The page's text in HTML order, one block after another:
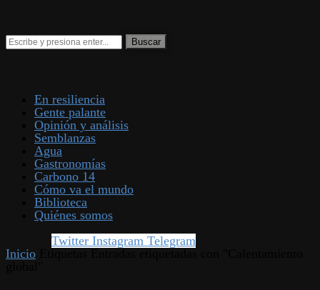
En resiliencia
Gente palante
Opinión y análisis
Semblanzas
Agua
Gastronomías
Carbono 14
Cómo va el mundo
Biblioteca
Quiénes somos
Twitter Instagram Telegram
Inicio